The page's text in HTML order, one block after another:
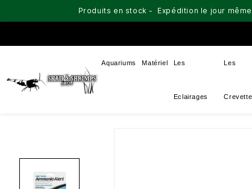
Produits en stock - Expédition le jour
Aquariums Matériel Les
Eclairages
Les